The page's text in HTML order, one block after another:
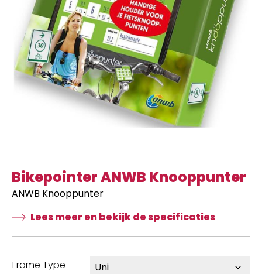
Bikepointer ANWB Knooppunter
ANWB Knooppunter
Lees meer en bekijk de specificaties
Frame Type